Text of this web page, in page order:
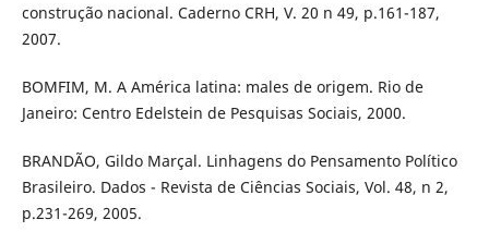
construção nacional. Caderno CRH, V. 20 n 49, p.161-187,
2007.
BOMFIM, M. A América latina: males de origem. Rio de
Janeiro: Centro Edelstein de Pesquisas Sociais, 2000.
BRANDÃO, Gildo Marçal. Linhagens do Pensamento Político
Brasileiro. Dados - Revista de Ciências Sociais, Vol. 48, n 2,
p.231-269, 2005.